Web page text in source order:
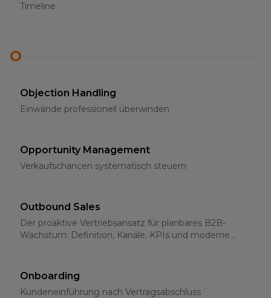
Timeline
O
Objection Handling
Einwände professionell überwinden
Opportunity Management
Verkaufschancen systematisch steuern
Outbound Sales
Der proaktive Vertriebsansatz für planbares B2B-
Wachstum: Definition, Kanäle, KPIs und moderne
Onboarding
Kundeneinführung nach Vertragsabschluss